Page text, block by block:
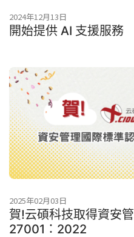
2024年12月13日
開始提供 AI 支援服務
2025年02月03日
賀!云碩科技取得資安
27001：2022